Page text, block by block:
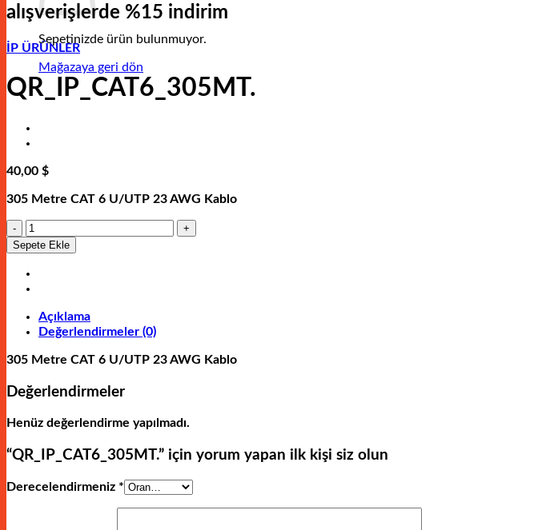
Sepetinizde ürün bulunmuyor.
Mağazaya geri dön
alışverişlerde %15 indirim
İP ÜRÜNLER
QR_IP_CAT6_305MT.
40,00 $
305 Metre CAT 6 U/UTP 23 AWG Kablo
QR_IP_CAT6_305MT.
adet
Sepete Ekle
Açıklama
Değerlendirmeler (0)
305 Metre CAT 6 U/UTP 23 AWG Kablo
Değerlendirmeler
Henüz değerlendirme yapılmadı.
“QR_IP_CAT6_305MT.” için yorum yapan ilk kişi siz olun
Derecelendirmeniz *